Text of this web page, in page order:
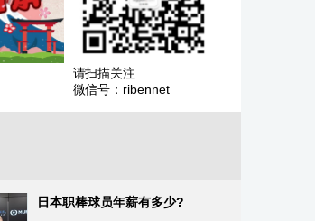
请扫描关注
微信号：ribennet
日本职棒球员年薪有多少?